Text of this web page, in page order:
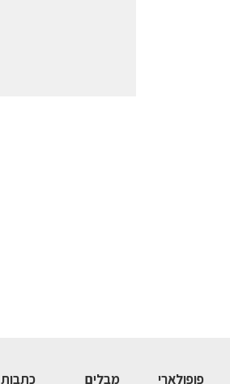
פופולארי מבלים כתבות